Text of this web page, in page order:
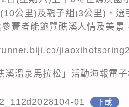
公里)及親子組(3公里)，選
賽者能飽覽礁溪人情及美景
溫泉馬拉松」活動海報電
01 下載